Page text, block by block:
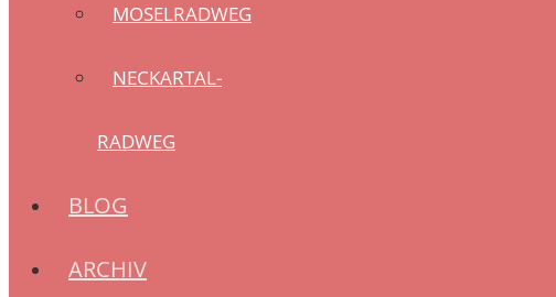
MOSELRADWEG
NECKARTAL-
RADWEG
BLOG
ARCHIV